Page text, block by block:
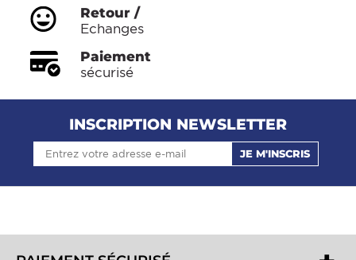
Retour /
Echanges
Paiement
sécurisé
INSCRIPTION NEWSLETTER
JE M'INSCRIS